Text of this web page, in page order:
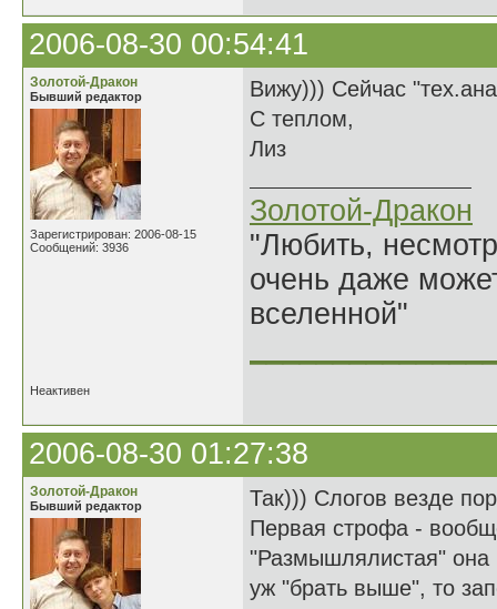
2006-08-30 00:54:41
Золотой-Дракон
Бывший редактор
Зарегистрирован: 2006-08-15
Сообщений: 3936
Вижу))) Сейчас
С теплом,
Лиз
Золотой-Дракон
"Любить,
очень даже
вселенной"
Неактивен
2006-08-30 01:27:38
Золотой-Дракон
Бывший редактор
Так))) Слогов везде
Первая строфа -
"Размышлялистая" она
уж "брать выше", то